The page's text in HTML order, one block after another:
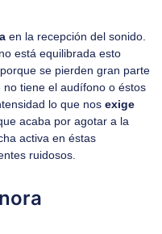
en la recepción del sonido.
está equilibrada esto
porque se pierden gran parte
tiene el audífono o éstos
lo que nos exige
acaba por agotar a la
activa en éstas
ruidosos.